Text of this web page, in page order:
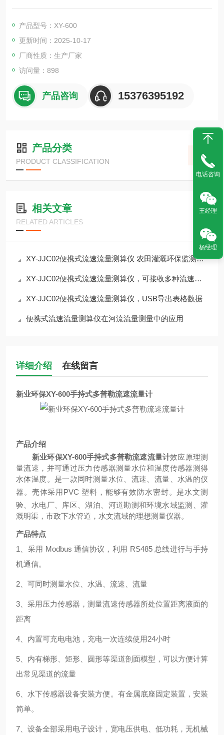
速、流量、水温的仪器。壳体采用PVC 塑料，能够有效防水密
测、灌溉明渠，市政下水管道，水文流域的理想测量仪器。
产品型号：XY-600
更新时间：2025-10-17
厂商性质：生产厂家
访问量：898
产品咨询 15376395192
产品分类
PRODUCT CLASSIFICATION
相关文章
RELATED ARTICLES
XY-JJC02便携式流速流量测算仪 农田灌溉环保监测领域
XY-JJC02便携式流速流量测算仪，可接收多种流速仪信号
XY-JJC02便携式流速流量测算仪，USB导出表格数据
便携式流速流量测算仪在河流流量测量中的应用
详细介绍 在线留言
新业环保XY-600手持式多普勒流速流量计
产品介绍
新业环保XY-600手持式多普勒流速流量计效应原理测
量流速，并可通过压力传感器测量水位和温度传感器测得
水体温度。 是一款同时测量水位、流速、流量、水温的仪
器。 壳体采用 PVC 塑料，能够有效防水密封。 是水文测
验、水电厂、库区、湖泊、河道勘测和环境水域监测
灌
溉明渠，市政下水管道，水文流域的理想测量仪器。
产品特点
1、 采用 Modbus 通信协议，利用 RS485 总线进行与手持
机通信。
2、 可同时测量水位、水温、流速、流量
3、采用压力传感器，测量流速传感器所处位置距离液面的
距离
4、 内置可充电电池，充电一次连续使用24小时
5、 内有梯形、矩形、圆形等渠道剖面模型，可以方便计算
出常见渠道的流量
6、 水下传感器设备安装方便。有金属底座固定装置，安装
简单。
7、设备全部采用电子设计，宽电压供电、低功耗，无机械
电话咨询
王经理
杨经理